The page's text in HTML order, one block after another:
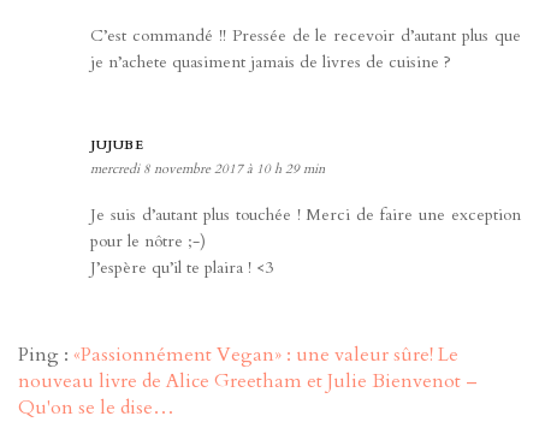
C’est commandé !! Pressée de le recevoir d’autant plus que
je n’achete quasiment jamais de livres de cuisine ?
JUJUBE
mercredi 8 novembre 2017 à 10 h 29 min
Je suis d’autant plus touchée ! Merci de faire une exception
pour le nôtre ;-)
J’espère qu’il te plaira ! <3
Ping : «Passionnément Vegan» : une valeur sûre! Le
nouveau livre de Alice Greetham et Julie Bienvenot –
Qu'on se le dise…